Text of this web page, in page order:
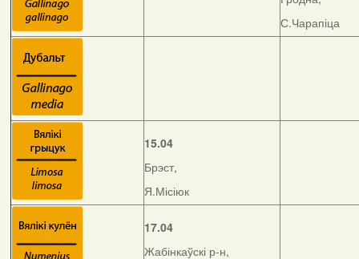
С.Чарапіца
15.04
Брэст,
Я.Місіюк
17.04
Жабінкаўскі р-н,